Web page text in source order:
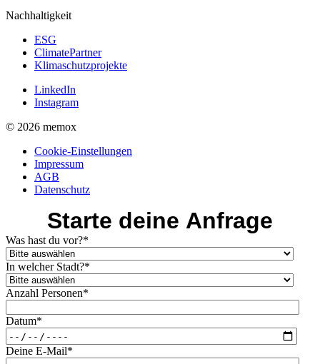
Nachhaltigkeit
ESG
ClimatePartner
Klimaschutzprojekte
LinkedIn
Instagram
© 2026 memox
Cookie-Einstellungen
Impressum
AGB
Datenschutz
Starte deine Anfrage
Was hast du vor?*
In welcher Stadt?*
Anzahl Personen*
Datum*
Deine E-Mail*